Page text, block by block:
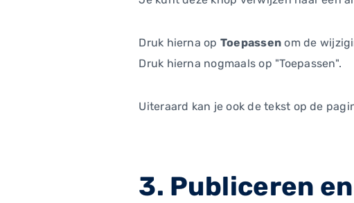
Druk hierna op Toepassen om de
Druk hierna nogmaals op "Toepassen".
Uiteraard kan je ook de tekst op de
3. Publiceren